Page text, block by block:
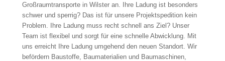
Großraumtransporte in Wilster an. Ihre Ladung ist besonders
schwer und sperrig? Das ist für unsere Projektspedition kein
Problem. Ihre Ladung muss recht schnell ans Ziel? Unser
Team ist flexibel und sorgt für eine schnelle Abwicklung. Mit
uns erreicht Ihre Ladung umgehend den neuen Standort. Wir
befördern Baustoffe, Baumaterialien und Baumaschinen,